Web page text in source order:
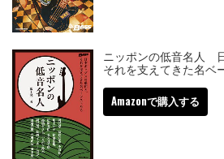
ニッポンの低音名人
それを支えてきた名ベ
Amazonで購入する